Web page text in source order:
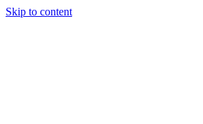
Skip to content